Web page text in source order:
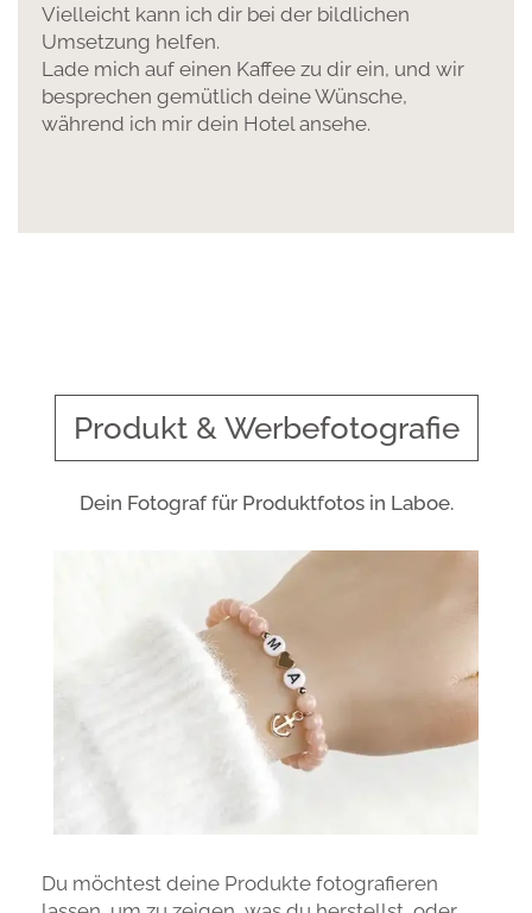
Vielleicht kann ich dir bei der bildlichen
Umsetzung helfen.
Lade mich auf einen Kaffee zu dir ein, und wir
besprechen gemütlich deine Wünsche,
während ich mir dein Hotel ansehe.
Produkt & Werbefotografie
Dein Fotograf für Produktfotos in Laboe.
Du möchtest deine Produkte fotografieren